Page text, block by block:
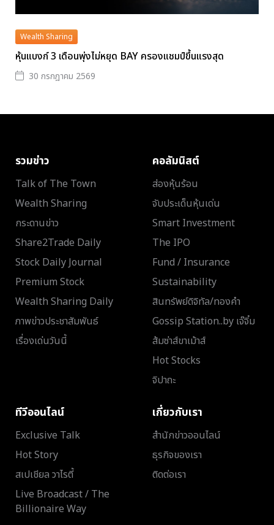
Wealth Sharing
หุ้นแบงก์ 3 เดือนพุ่งไม่หยุด BAY ครองแชมป์ขึ้นแรงสุด
30 กรกฎาคม 2569
รวมข่าว
Talk of The Town
Wealth Sharing
กระดานข่าว
Share2Trade Daily
Stock Daily Journal
Premium Stock
Wealth Sharing Daily
ภาพข่าวประชาสัมพันธ์
เรื่องเด่นวันนี้
คอลัมนิสต์
ส่องหุ้นร้อน
จับประเด็นหุ้นเด่น
Smart Investment
The IPO
Fund / Insurance
Sustainability
สินทรัพย์ดิจิทัล/ทองคำ
Gossip Station..by เจ๊จิ๋ม
ส้มซ่าส์ขาเม้าส์
Hot Stocks
จิปาถะ
ทีวีออนไลน์
Exclusive Talk
Hot Story
สเปเชียล วาไรตี้
Live Broadcast / The
Billionaire Way
เกี่ยวกับเรา
สำนักข่าวออนไลน์
ธุรกิจของเรา
ติดต่อเรา